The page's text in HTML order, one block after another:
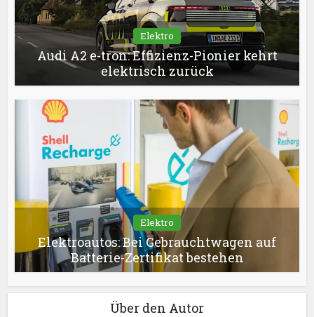
Elektro
Audi A2 e-tron: Effizienz-Pionier kehrt
elektrisch zurück
Elektro
Elektroautos: Bei Gebrauchtwagen auf
Batterie-Zertifikat bestehen
Über den Autor